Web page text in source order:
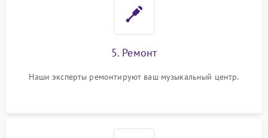
5. Ремонт
Наши эксперты ремонтируют ваш музыкальный центр.